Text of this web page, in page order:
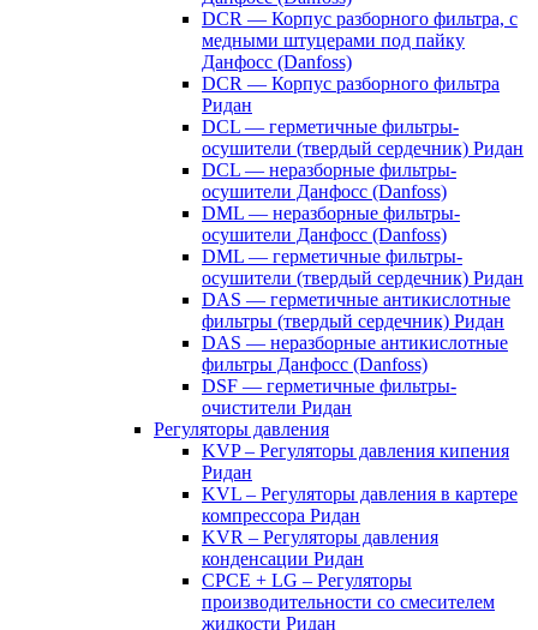
DCR — Корпус разборного фильтра, с
медными штуцерами под пайку
Данфосс (Danfoss)
DCR — Корпус разборного фильтра
Ридан
DCL — герметичные фильтры-
осушители (твердый сердечник) Ридан
DCL — неразборные фильтры-
осушители Данфосс (Danfoss)
DML — неразборные фильтры-
осушители Данфосс (Danfoss)
DML — герметичные фильтры-
осушители (твердый сердечник) Ридан
DAS — герметичные антикислотные
фильтры (твердый сердечник) Ридан
DAS — неразборные антикислотные
фильтры Данфосс (Danfoss)
DSF — герметичные фильтры-
очистители Ридан
Регуляторы давления
KVP – Регуляторы давления кипения
Ридан
KVL – Регуляторы давления в картере
компрессора Ридан
KVR – Регуляторы давления
конденсации Ридан
CPCE + LG – Регуляторы
производительности со смесителем
жидкости Ридан